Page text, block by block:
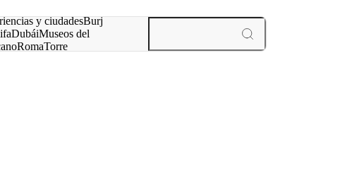
y ciudadesBurj
DubáiMuseos del
RomaTorre